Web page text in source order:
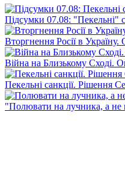
Підсумки 07.08: "Пекельні"
Вторгнення Росії в Україну.
Війна на Близькому Сході.
Пекельні санкції. Рішення
"Полювати на лучника, а не